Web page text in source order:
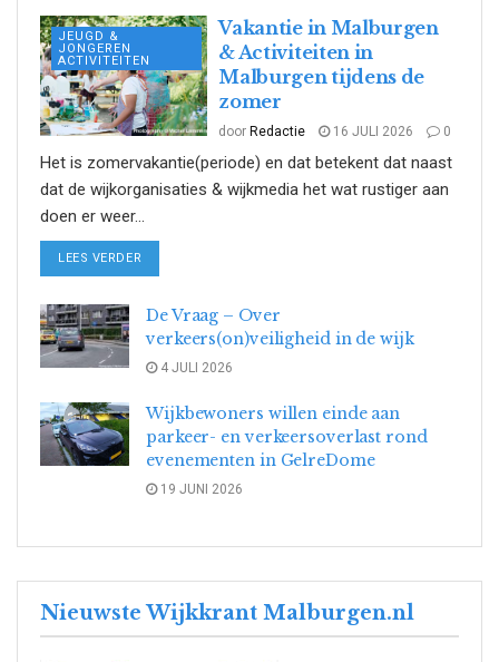
JEUGD &
JONGEREN
ACTIVITEITEN
Vakantie in Malburgen
& Activiteiten in
Malburgen tijdens de
zomer
door Redactie 16 JULI 2026 0
Het is zomervakantie(periode) en dat betekent dat naast
dat de wijkorganisaties & wijkmedia het wat rustiger aan
doen er weer...
LEES VERDER
De Vraag – Over
verkeers(on)veiligheid in de wijk
4 JULI 2026
Wijkbewoners willen einde aan
parkeer- en verkeersoverlast rond
evenementen in GelreDome
19 JUNI 2026
Nieuwste Wijkkrant Malburgen.nl